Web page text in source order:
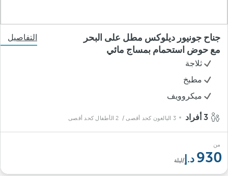
جناح جونيور ديلوكس مطل على البحر
مع حوض استحمام بمساج مائي
التفاصيل
ثلاجة
مطبخ
ميكروويف
3 البالغون كحد أقصى / 2 الأطفال كحد أقصى
من
930 /ليلة